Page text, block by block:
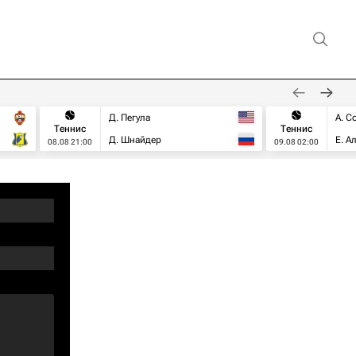
Теннис
08.08 21:00
Д. Пегула
Д. Шнайдер
Теннис
09.08 02:00
А.
Е.